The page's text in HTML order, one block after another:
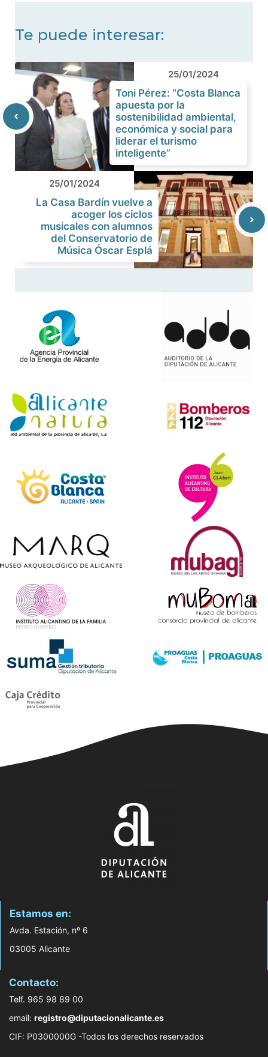
Te puede interesar:
25/01/2024
Toni Pérez: “Costa Blanca
apuesta por la
sostenibilidad ambiental,
económica y social para
liderar el turismo
inteligente”
25/01/2024
La Casa Bardín vuelve a
acoger los ciclos
musicales con alumnos
del Conservatorio de
Música Óscar Esplá
Estamos en:
Avda. Estación, nº 6
03005 Alicante
Contacto:
Telf. 965 98 89 00
email: registro@diputacionalicante.es
CIF: P0300000G -Todos los derechos reservados